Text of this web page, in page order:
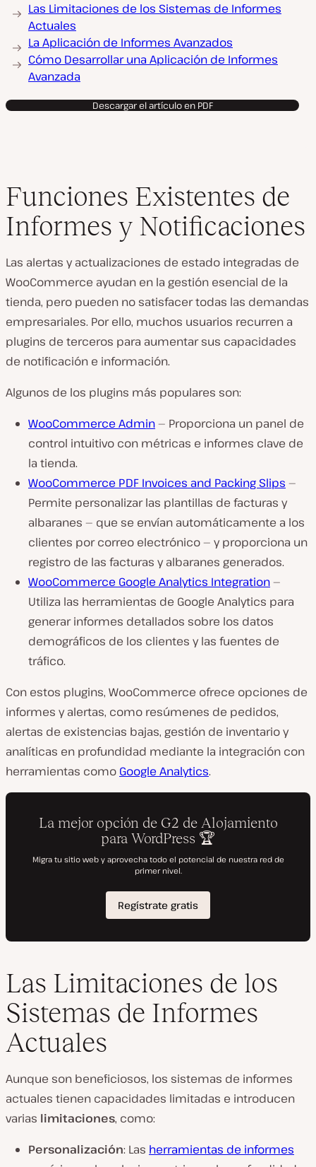
Las Limitaciones de los Sistemas de Informes
Actuales
La Aplicación de Informes Avanzados
Cómo Desarrollar una Aplicación de Informes
Avanzada
Descargar el artículo en PDF
Funciones Existentes de
Informes y Notificaciones
Las alertas y actualizaciones de estado integradas de
WooCommerce ayudan en la gestión esencial de la
tienda, pero pueden no satisfacer todas las demandas
empresariales. Por ello, muchos usuarios recurren a
plugins de terceros para aumentar sus capacidades
de notificación e información.
Algunos de los plugins más populares son:
WooCommerce Admin— Proporciona un panel de
control intuitivo con métricas e informes clave de
la tienda.
WooCommerce PDF Invoices and Packing Slips —
Permite personalizar las plantillas de facturas y
albaranes — que se envían automáticamente a los
clientes por correo electrónico — y proporciona un
registro de las facturas y albaranes generados.
WooCommerce Google Analytics Integration—
Utiliza las herramientas de Google Analytics para
generar informes detallados sobre los datos
demográficos de los clientes y las fuentes de
tráfico.
Con estos plugins, WooCommerce ofrece opciones de
informes y alertas, como resúmenes de pedidos,
alertas de existencias bajas, gestión de inventario y
analíticas en profundidad mediante la integración con
herramientas como Google Analytics.
Las Limitaciones de los
Sistemas de Informes
Actuales
Aunque son beneficiosos, los sistemas de informes
actuales tienen capacidades limitadas e introducen
varias limitaciones, como:
Personalización: Las herramientas de informes